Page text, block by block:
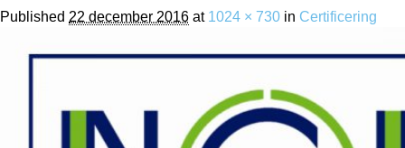
Published 22 december 2016 at 1024 × 730 in Certificering